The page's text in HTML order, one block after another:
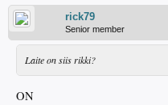
rick79
Senior member
Laite on siis rikki?
ON